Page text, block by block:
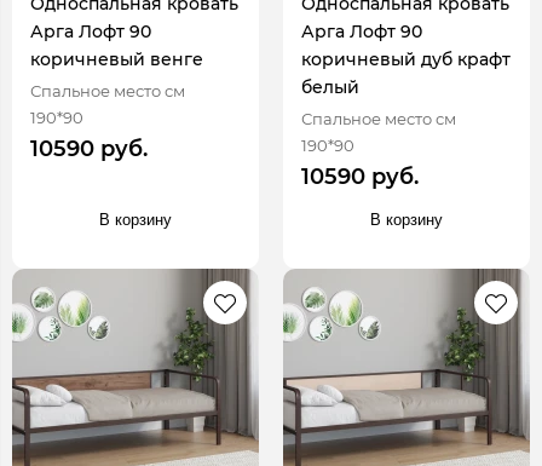
Арга Лофт 90
коричневый венге
Спальное место см
190*90
10590 руб.
В корзину
Арга Лофт 90
коричневый дуб крафт
белый
Спальное место см
190*90
10590 руб.
В корзину